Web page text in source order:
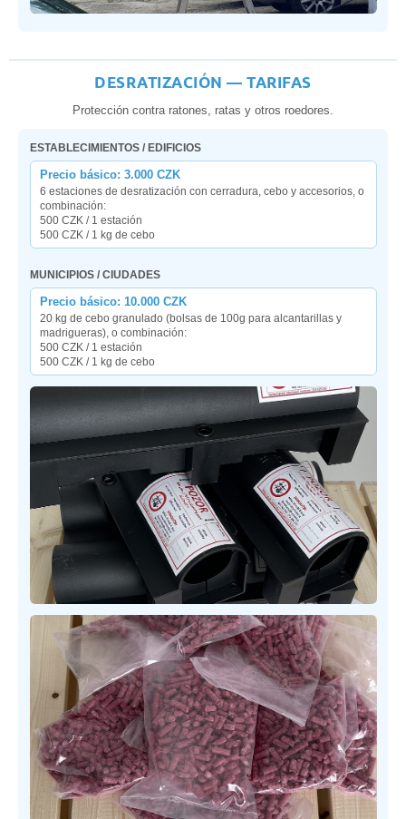
DESRATIZACIÓN — TARIFAS
Protección contra ratones, ratas y otros roedores.
ESTABLECIMIENTOS / EDIFICIOS
Precio básico: 3.000 CZK
6 estaciones de desratización con cerradura, cebo y accesorios, o
combinación:
500 CZK / 1 estación
500 CZK / 1 kg de cebo
MUNICIPIOS / CIUDADES
Precio básico: 10.000 CZK
20 kg de cebo granulado (bolsas de 100g para alcantarillas y
madrigueras), o combinación:
500 CZK / 1 estación
500 CZK / 1 kg de cebo